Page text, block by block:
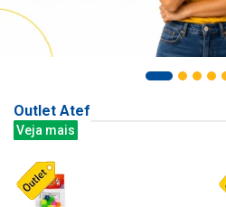
Outlet Atef
Veja mais